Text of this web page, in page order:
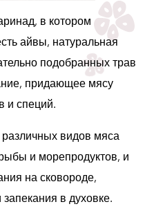
в котором
айвы, натуральная
подобранных трав
придающее мясу
и специй.
видов мяса
и морепродуктов, и
на сковороде,
в духовке.